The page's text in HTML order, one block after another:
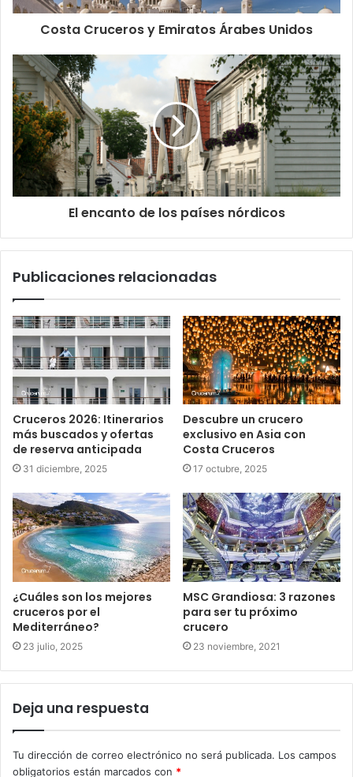
Costa Cruceros y Emiratos Árabes Unidos
El encanto de los países nórdicos
Publicaciones relacionadas
Cruceros 2026: Itinerarios
más buscados y ofertas
de reserva anticipada
31 diciembre, 2025
Descubre un crucero
exclusivo en Asia con
Costa Cruceros
17 octubre, 2025
¿Cuáles son los mejores
cruceros por el
Mediterráneo?
23 julio, 2025
MSC Grandiosa: 3 razones
para ser tu próximo
crucero
23 noviembre, 2021
Deja una respuesta
Tu dirección de correo electrónico no será publicada. Los campos
obligatorios están marcados con *